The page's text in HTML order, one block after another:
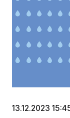
13.12.2023